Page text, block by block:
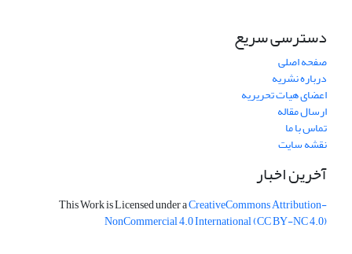
دسترسی سریع
صفحه اصلی
درباره نشریه
اعضای هیات تحریریه
ارسال مقاله
تماس با ما
نقشه سایت
آخرین اخبار
This Work is Licensed under aCreativeCommonsAttribution-
NonCommercial 4.0 International(CC BY-NC 4.0)